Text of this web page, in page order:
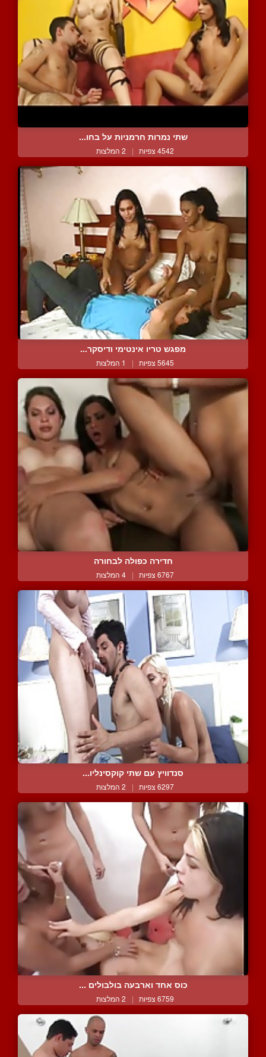
שתי נמרות חרמניות על בחו...
4542 צפיות | 2 המלצות
מפגש טריו אינטימי ודיסקר...
5645 צפיות | 1 המלצות
חדירה כפולה לבחורה
6767 צפיות | 4 המלצות
סנדוויץ עם שתי קוקסינליו...
6297 צפיות | 2 המלצות
כוס אחד וארבעה בולבולים ...
6759 צפיות | 2 המלצות